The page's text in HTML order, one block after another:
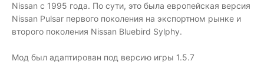
Nissan с 1995 года. По сути, это была европейская версия
Nissan Pulsar первого поколения на экспортном рынке и
второго поколения Nissan Bluebird Sylphy.
Мод был адаптирован под версию игры 1.5.7